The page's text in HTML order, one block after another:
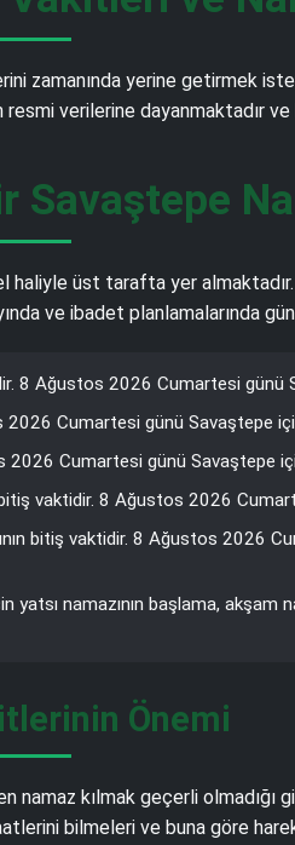
zamanında yerine getirmek
resmi verilerine dayanmaktadır
Savaştepe
üst tarafta yer
ve ibadet planlamalarında
8 Ağustos 2026 Cumartesi günü
Cumartesi günü Savaştepe
Cumartesi günü Savaştepe
vaktidir. 8 Ağustos 2026
bitiş vaktidir. 8 Ağustos 2026
yatsı namazının başlama,
Önemi
kılmak geçerli olmadığı
bilmeleri ve buna göre